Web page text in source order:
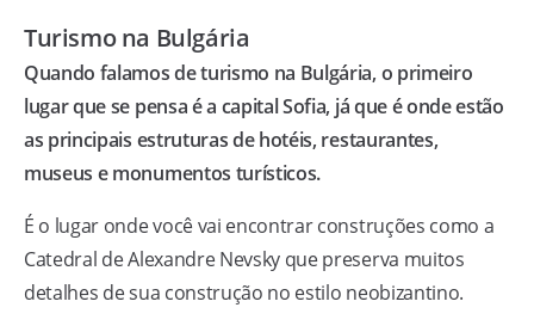
Turismo na Bulgária
Quando falamos de turismo na Bulgária, o primeiro
lugar que se pensa é a capital Sofia, já que é onde estão
as principais estruturas de hotéis, restaurantes,
museus e monumentos turísticos.
É o lugar onde você vai encontrar construções como a
Catedral de Alexandre Nevsky que preserva muitos
detalhes de sua construção no estilo neobizantino.